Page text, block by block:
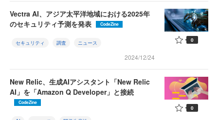
Vectra AI、アジア太平洋地域における2025年
のセキュリティ予測を発表
CodeZine
セキュリティ 調査 ニュース
2024/12/24
0
New Relic、生成AIアシスタント「New Relic
AI」を「Amazon Q Developer」と接続
CodeZine
0